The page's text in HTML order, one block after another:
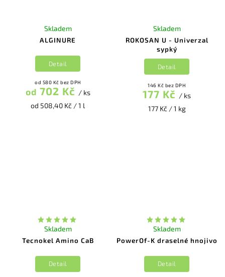
ALGINURE
Skladem
od 580 Kč bez DPH
od 702 Kč / ks
od 508,40 Kč / 1 l
Detail
ROKOSAN U - Univerzal
sypký
Skladem
146 Kč bez DPH
177 Kč / ks
177 Kč / 1 kg
Detail
Tecnokel Amino CaB
Skladem
Detail
PowerOf-K draselné hnojivo
Skladem
Detail